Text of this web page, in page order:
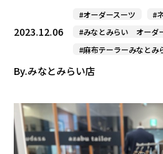
2023.12.06
#オーダースーツ
#
#みなとみらい オーダ
#麻布テーラーみなとみ
By.みなとみらい店